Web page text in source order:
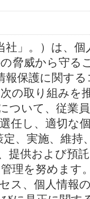
社」。）は、
脅威から守る
報保護に関す
の取り組みを
ついて、従業
任し、適切な
、実施、維持
提供および預
理を努めます
ス、個人情報